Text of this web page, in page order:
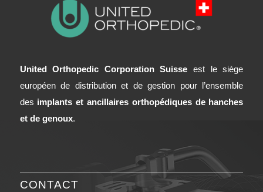
United Orthopedic Corporation Suisse est le siège
européen de distribution et de gestion pour l’ensemble
des implants et ancillaires orthopédiques de hanches
et de genoux.
CONTACT